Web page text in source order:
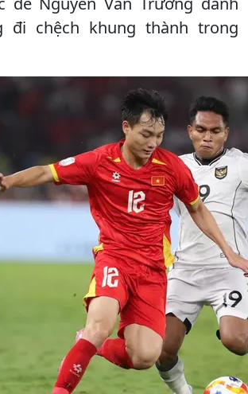
đi chệch khung thành trong